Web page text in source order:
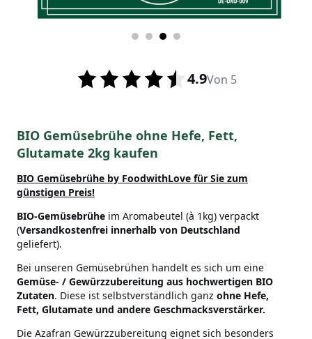
4.9Von 5
BIO Gemüsebrühe ohne Hefe, Fett,
Glutamate 2kg kaufen
BIO Gemüsebrühe by FoodwithLove für Sie zum
günstigen Preis!
BIO-Gemüsebrühe im Aromabeutel (à 1kg) verpackt
(Versandkostenfrei innerhalb von Deutschland
geliefert).
Bei unseren Gemüsebrühen handelt es sich um eine
Gemüse- / Gewürzzubereitung aus hochwertigen BIO
Zutaten. Diese ist selbstverständlich ganz ohne Hefe,
Fett, Glutamate und andere Geschmacksverstärker.
Die Azafran Gewürzzubereitung eignet sich besonders